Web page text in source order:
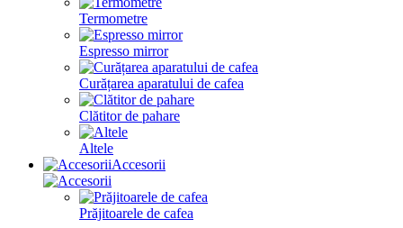
Termometre
Espresso mirror
Curățarea aparatului de cafea
Clătitor de pahare
Altele
Accesorii
Prăjitoarele de cafea